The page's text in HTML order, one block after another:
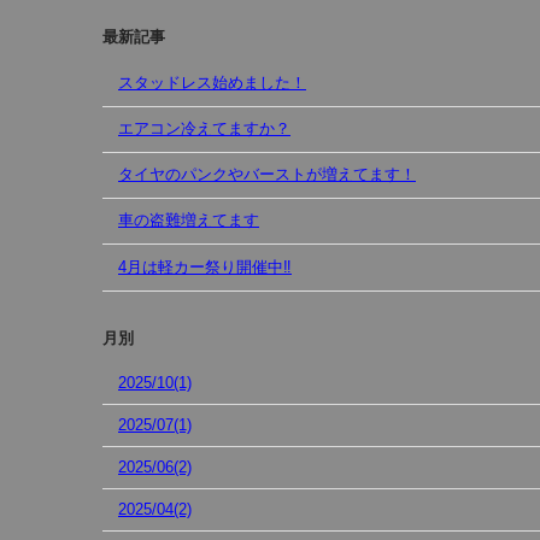
最新記事
スタッドレス始めました！
エアコン冷えてますか？
タイヤのパンクやバーストが増えてます！
車の盗難増えてます
4月は軽カー祭り開催中‼︎
月別
2025/10(1)
2025/07(1)
2025/06(2)
2025/04(2)